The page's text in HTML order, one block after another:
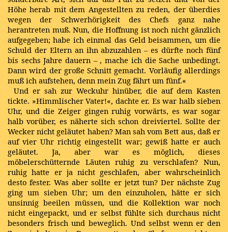
Höhe herab mit dem Angestellten zu reden, der überdies
wegen der Schwerhörigkeit des Chefs ganz nahe
herantreten muß. Nun, die Hoffnung ist noch nicht gänzlich
aufgegeben; habe ich einmal das Geld beisammen, um die
Schuld der Eltern an ihn abzuzahlen – es dürfte noch fünf
bis sechs Jahre dauern – , mache ich die Sache unbedingt.
Dann wird der große Schnitt gemacht. Vorläufig allerdings
muß ich aufstehen, denn mein Zug fährt um fünf.«
Und er sah zur Weckuhr hinüber, die auf dem Kasten
tickte. »Himmlischer Vater!«, dachte er. Es war halb sieben
Uhr, und die Zeiger gingen ruhig vorwärts, es war sogar
halb vorüber, es näherte sich schon dreiviertel. Sollte der
Wecker nicht geläutet haben? Man sah vom Bett aus, daß er
auf vier Uhr richtig eingestellt war; gewiß hatte er auch
geläutet. Ja, aber war es möglich, dieses
möbelerschütternde Läuten ruhig zu verschlafen? Nun,
ruhig hatte er ja nicht geschlafen, aber wahrscheinlich
desto fester. Was aber sollte er jetzt tun? Der nächste Zug
ging um sieben Uhr; um den einzuholen, hätte er sich
unsinnig beeilen müssen, und die Kollektion war noch
nicht eingepackt, und er selbst fühlte sich durchaus nicht
besonders frisch und beweglich. Und selbst wenn er den